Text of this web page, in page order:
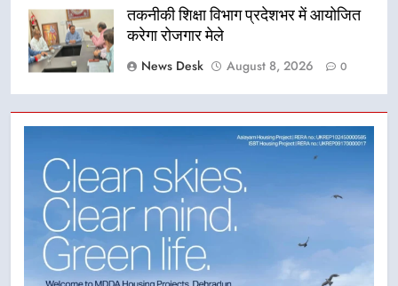
तकनीकी शिक्षा विभाग प्रदेशभर में आयोजित
करेगा रोजगार मेले
News Desk
August 8, 2026 0